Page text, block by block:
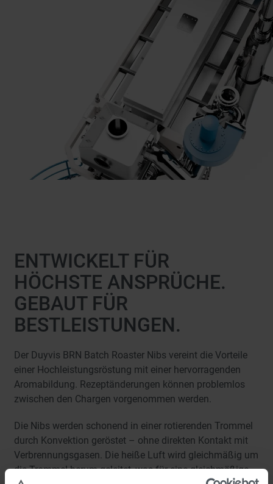
ENTWICKELT FÜR
HÖCHSTE ANSPRÜCHE.
GEBAUT FÜR
BESTLEISTUNGEN.
Der Duyvis BRN Batch Roaster Nibs vereint die Vorteile
einer Hochleistungsröstung mit einer hervorragenden
Aromabildung. Rezeptänderungen können problemlos
zwischen den Chargen vorgenommen werden.
Die Nibs werden schonend in einer rotierenden Trommel
durch Konvektion geröstet – ohne direkten Kontakt mit
Verbrennungsgasen. Die heiße Luft wird gleichmäßig um
die Trommel herum geleitet, was für eine gleichmäßige